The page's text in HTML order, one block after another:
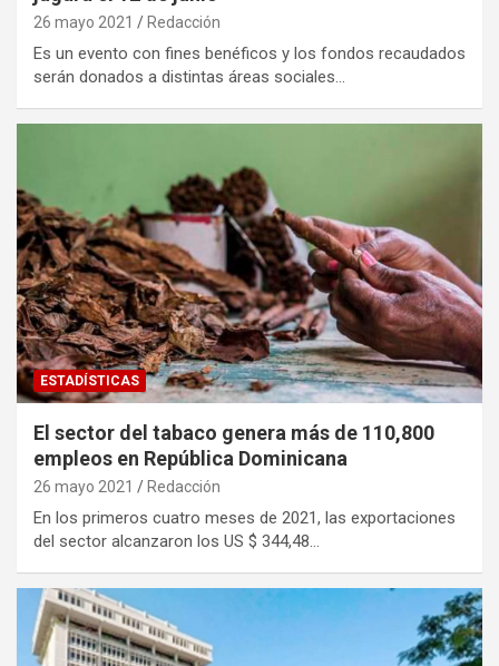
26 mayo 2021 Redacción
Es un evento con fines benéficos y los fondos recaudados
serán donados a distintas áreas sociales…
ESTADÍSTICAS
El sector del tabaco genera más de 110,800
empleos en República Dominicana
26 mayo 2021 Redacción
En los primeros cuatro meses de 2021, las exportaciones
del sector alcanzaron los US $ 344,48…